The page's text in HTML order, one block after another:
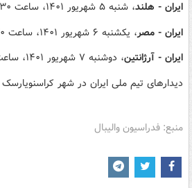
ایران - هلند، شنبه ۵ شهریور ۱۴۰۱، ساعت ۱۷:۳۰
ایران - مصر، یکشنبه ۶ شهریور ۱۴۰۱، ساعت ۱۳:۳۰
ایران - آرژانتین، دوشنبه ۷ شهریور ۱۴۰۱، ساعت ۱۳:۳۰
دیدارهای تیم ملی ایران در شهر
منبع: فدراسیون والیبال